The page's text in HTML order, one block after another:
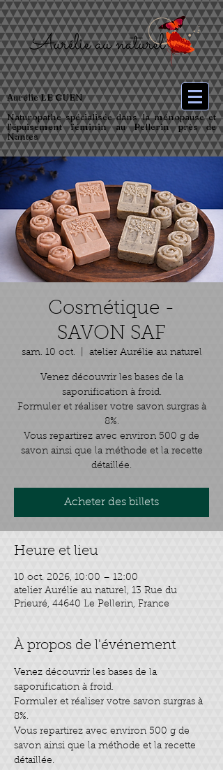
Aurélie LE GUEN
Naturopathe spécialisée dans la ménopause et
l’épuisement féminin au Pellerin près de
Nantes
Cosmétique -
SAVON SAF
sam. 10 oct. atelier Aurélie au naturel
Venez découvrir les bases de la
saponification à froid.
Formuler et réaliser votre savon surgras à
8%.
Vous repartirez avec environ 500 g de
savon ainsi que la méthode et la recette
détaillée.
Acheter des billets
Heure et lieu
10 oct. 2026, 10:00 – 12:00
atelier Aurélie au naturel, 13 Rue du
Prieuré, 44640 Le Pellerin, France
À propos de l'événement
Venez découvrir les bases de la
saponification à froid.
Formuler et réaliser votre savon surgras à
8%.
Vous repartirez avec environ 500 g de
savon ainsi que la méthode et la recette
détaillée.